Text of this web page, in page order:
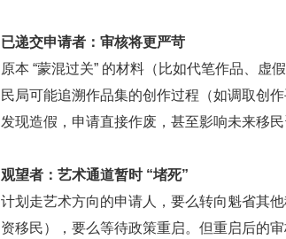
已递交申请者：审核将更严苛
原本 “蒙混过关” 的材料（比如代笔作品、虚
民局可能追溯作品集的创作过程（如调取创
发现造假，申请直接作废，甚至影响未来移民
观望者：艺术通道暂时 “堵死”
计划走艺术方向的申请人，要么转向魁省其
资移民），要么等待政策重启。但重启后的